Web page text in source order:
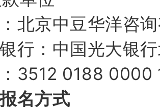
北京中豆华洋咨
行：中国光大银
3512 0188 0000
名方式